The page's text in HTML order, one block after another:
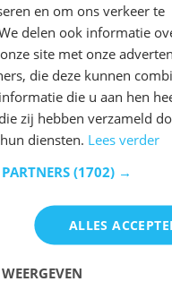
- Grijs
kolomkasten -
jouw online
je meer dan 10.000
producten.
en om ons verkeer te
delen ook informatie
site met onze
die deze kunnen
die u aan hen
zij hebben verzameld
diensten. Lees verder
(1702) →
ALLES